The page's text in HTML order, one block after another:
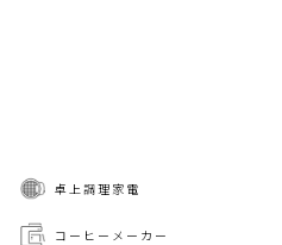
卓上調理家電
コーヒーメーカー